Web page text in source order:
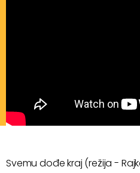
Svemu dođe kraj (režija -